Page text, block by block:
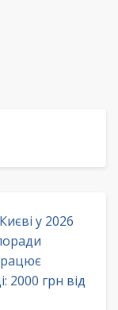
у 2026
2000 грн від